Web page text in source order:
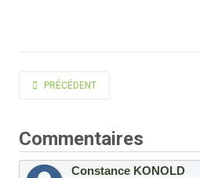
ARTICLE PRÉCÉDENT :
PRÉCÉDENT
Commentaires
Constance KONOLD